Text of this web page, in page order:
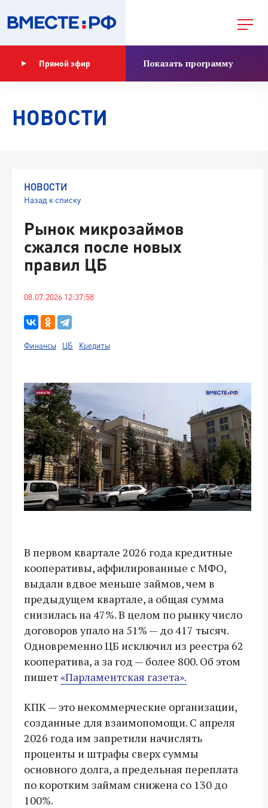
Прямой эфир Показать программу
НОВОСТИ
НОВОСТИ
Назад к списку
Рынок микрозаймов
сжался после новых
правил ЦБ
08.07.2026 12:37:58
Финансы ЦБ Кредиты
В первом квартале 2026 года кредитные
кооперативы, аффилированные с МФО,
выдали вдвое меньше займов, чем в
предыдущем квартале, а общая сумма
снизилась на 47%. В целом по рынку число
договоров упало на 51% — до 417 тысяч.
Одновременно ЦБ исключил из реестра 62
кооператива, а за год — более 800. Об этом
пишет«Парламентская газета».
КПК — это некоммерческие организации,
созданные для взаимопомощи. С апреля
2026 года им запретили начислять
проценты и штрафы сверх суммы
основного долга, а предельная переплата
по коротким займам снижена со 130 до
100%.